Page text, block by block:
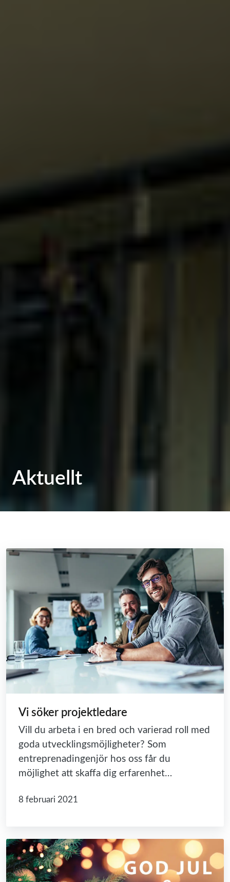
Aktuellt
Vi söker projektledare
Vill du arbeta i en bred och varierad roll med
goda utvecklingsmöjligheter? Som
entreprenadingenjör hos oss får du
möjlighet att skaffa dig erfarenhet…
8 februari 2021